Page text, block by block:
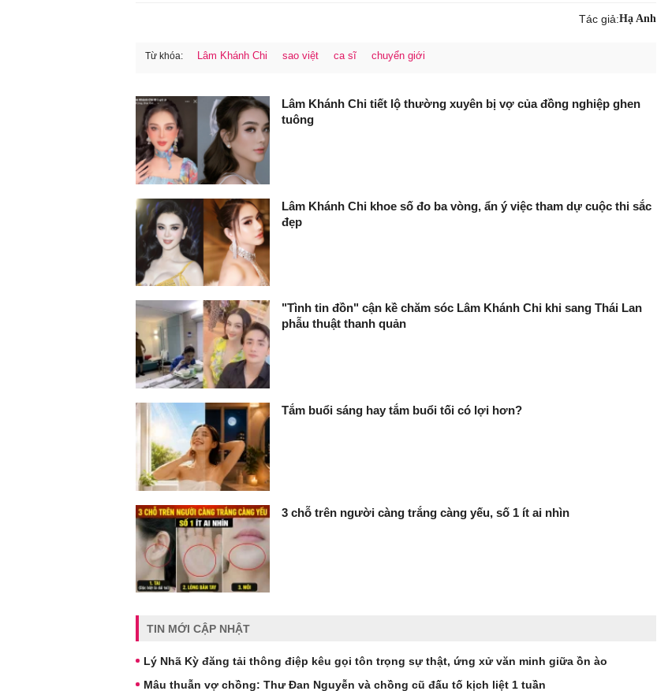
Tác giả:Hạ Anh
Từ khóa: Lâm Khánh Chi sao việt ca sĩ chuyển giới
Lâm Khánh Chi tiết lộ thường xuyên bị vợ của đồng nghiệp ghen
tuông
Lâm Khánh Chi khoe số đo ba vòng, ẩn ý việc tham dự cuộc thi sắc
đẹp
"Tình tin đồn" cận kề chăm sóc Lâm Khánh Chi khi sang Thái Lan
phẫu thuật thanh quản
Tắm buổi sáng hay tắm buổi tối có lợi hơn?
3 chỗ trên người càng trắng càng yếu, số 1 ít ai nhìn
TIN MỚI CẬP NHẬT
Lý Nhã Kỳ đăng tải thông điệp kêu gọi tôn trọng sự thật, ứng xử văn minh giữa ồn ào
Mâu thuẫn vợ chồng: Thư Đan Nguyễn và chồng cũ đấu tố kịch liệt 1 tuần